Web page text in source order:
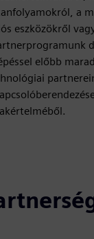
a
eszközökről
előbb